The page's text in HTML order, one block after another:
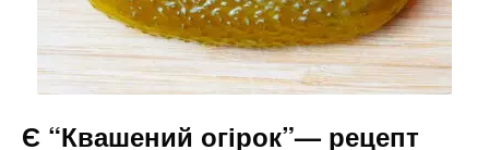
Є “Квашений огірок”— рецепт